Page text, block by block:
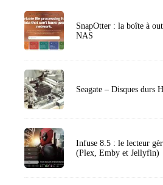
SnapOtter : la boîte à
NAS
Seagate – Disques durs
Infuse 8.5 : le lecteur
(Plex, Emby et Jellyfin)